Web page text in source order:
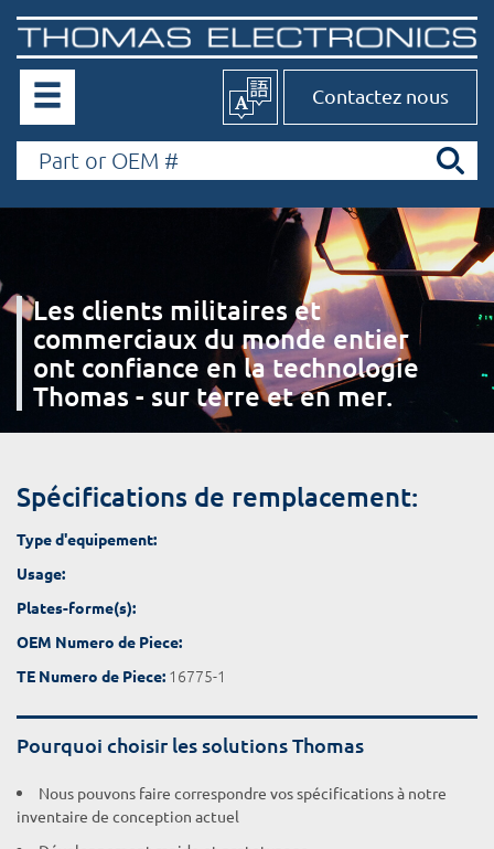
Contactez nous
Les clients militaires et
commerciaux du monde entier
ont confiance en la technologie
Thomas - sur terre et en mer.
Spécifications de remplacement:
Type d'equipement:
Usage:
Plates-forme(s):
OEM Numero de Piece:
TE Numero de Piece: 16775-1
Pourquoi choisir les solutions Thomas
Nous pouvons faire correspondre vos spécifications à notre
inventaire de conception actuel